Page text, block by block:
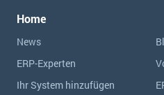
Home
News
ERP-Experten
Ihr System hinzufügen